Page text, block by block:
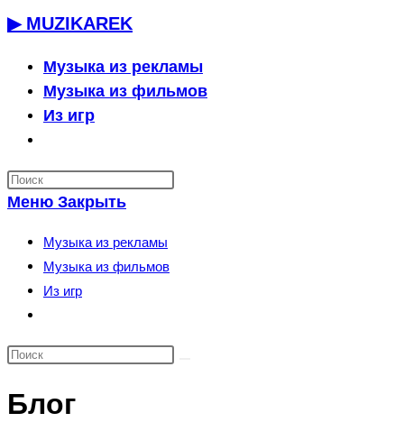
Перейти
содержимому
▶ MUZIKAREK
Музыка из рекламы
Музыка из фильмов
Из игр
по
веб-
сайту
Меню Закрыть
Музыка из рекламы
Музыка из фильмов
Из игр
по
сайту
Блог